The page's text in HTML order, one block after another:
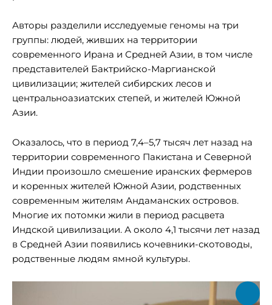
Авторы разделили исследуемые геномы на три
группы: людей, живших на территории
современного Ирана и Средней Азии, в том числе
представителей Бактрийско-Маргианской
цивилизации; жителей сибирских лесов и
центральноазиатских степей, и жителей Южной
Азии.
Оказалось, что в период 7,4–5,7 тысяч лет назад на
территории современного Пакистана и Северной
Индии произошло смешение иранских фермеров
и коренных жителей Южной Азии, родственных
современным жителям Андаманских островов.
Многие их потомки жили в период расцвета
Индской цивилизации. А около 4,1 тысячи лет назад
в Средней Азии появились кочевники-скотоводы,
родственные людям ямной культуры.